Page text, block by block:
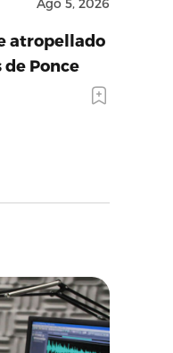
Ago 5, 2026
atropellado
Ponce